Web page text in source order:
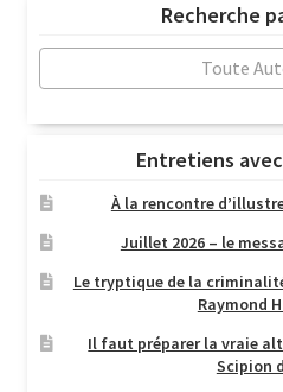
Recherche
Toute
Entretiens
À la rencontre
Juillet 2026 – le
Le tryptique de la
Raymond
Il faut préparer la vraie
Scipion